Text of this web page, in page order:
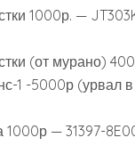
1000р. —
(от мурано)
1 -5000р (урвал
1000р — 31397-